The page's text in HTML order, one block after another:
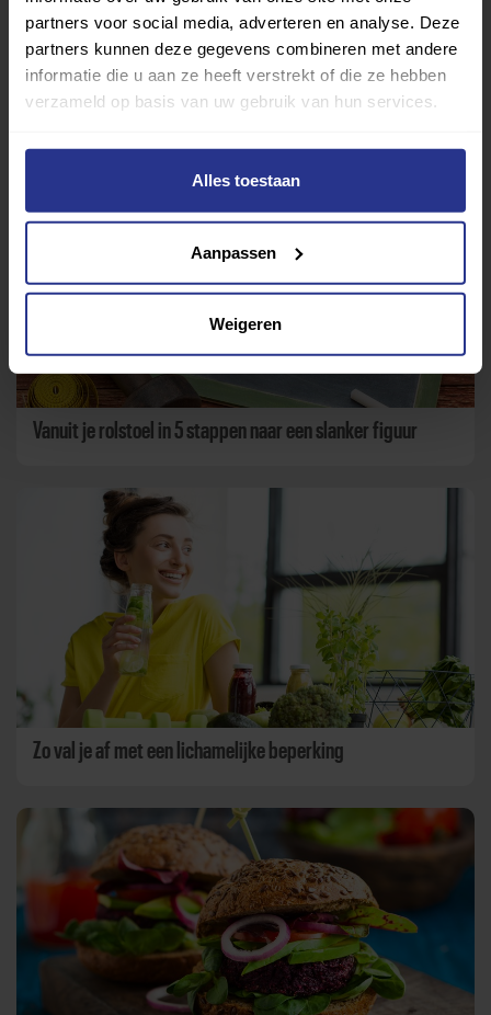
partners voor social media, adverteren en analyse. Deze
partners kunnen deze gegevens combineren met andere
informatie die u aan ze heeft verstrekt of die ze hebben
verzameld op basis van uw gebruik van hun services.
Alles toestaan
Aanpassen
Weigeren
Terug naar nieuwsoverzicht
Vanuit je rolstoel in 5 stappen naar een slanker figuur
Zo val je af met een lichamelijke beperking